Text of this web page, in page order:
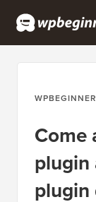
WPBEGINNER
Come
plugin
plugin